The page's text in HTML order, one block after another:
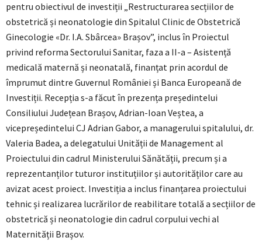
pentru obiectivul de investiții „Restructurarea secțiilor de
obstetrică și neonatologie din Spitalul Clinic de Obstetrică
Ginecologie «Dr. I.A. Sbârcea» Brașov”, inclus în Proiectul
privind reforma Sectorului Sanitar, faza a II-a – Asistență
medicală maternă și neonatală, finanțat prin acordul de
împrumut dintre Guvernul României și Banca Europeană de
Investiții. Recepția s-a făcut în prezența președintelui
Consiliului Județean Brașov, Adrian-Ioan Veștea, a
vicepreședintelui CJ Adrian Gabor, a managerului spitalului, dr.
Valeria Badea, a delegatului Unității de Management al
Proiectului din cadrul Ministerului Sănătății, precum și a
reprezentanților tuturor instituțiilor și autorităților care au
avizat acest proiect. Investiția a inclus finanțarea proiectului
tehnic și realizarea lucrărilor de reabilitare totală a secțiilor de
obstetrică și neonatologie din cadrul corpului vechi al
Maternității Brașov.